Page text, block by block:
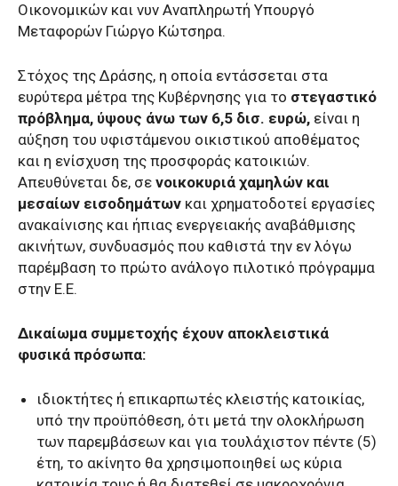
Οικονομικών και νυν Αναπληρωτή Υπουργό
Μεταφορών Γιώργο Κώτσηρα.
Στόχος της Δράσης, η οποία εντάσσεται στα
ευρύτερα μέτρα της Κυβέρνησης για το στεγαστικό
πρόβλημα, ύψους άνω των 6,5 δισ. ευρώ, είναι η
αύξηση του υφιστάμενου οικιστικού αποθέματος
και η ενίσχυση της προσφοράς κατοικιών.
Απευθύνεται δε, σε νοικοκυριά χαμηλών και
μεσαίων εισοδημάτων και χρηματοδοτεί εργασίες
ανακαίνισης και ήπιας ενεργειακής αναβάθμισης
ακινήτων, συνδυασμός που καθιστά την εν λόγω
παρέμβαση το πρώτο ανάλογο πιλοτικό πρόγραμμα
στην Ε.Ε.
Δικαίωμα συμμετοχής έχουν αποκλειστικά
φυσικά πρόσωπα:
ιδιοκτήτες ή επικαρπωτές κλειστής κατοικίας,
υπό την προϋπόθεση, ότι μετά την ολοκλήρωση
των παρεμβάσεων και για τουλάχιστον πέντε (5)
έτη, το ακίνητο θα χρησιμοποιηθεί ως κύρια